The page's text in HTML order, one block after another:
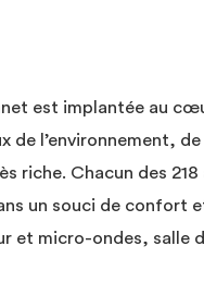
est implantée au
l’environnement,
riche. Chacun des
un souci de confort
et micro-ondes, salle